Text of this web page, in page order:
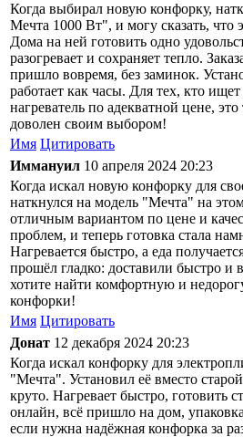
Когда выбирал новую конфорку,
Мечта 1000 Вт", и могу сказать, что
Дома на ней готовить одно
разогревает и сохраняет тепло.
пришло вовремя, без заминок.
работает как часы. Для тех, кто
нагреватель по адекватной цене,
доволен своим выбором!
Имя Цитировать
Иммануил 10 апреля 2024 20:23
Когда искал новую конфорку для
наткнулся на модель "Мечта" на
отличным вариантом по цене и
проблем, и теперь готовка стала
Нагревается быстро, а еда
прошёл гладко: доставили быстро и
хотите найти комфортную и
конфорки!
Имя Цитировать
Донат 12 декабря 2024 20:23
Когда искал конфорку для
"Мечта". Установил её вместо
круто. Нагревает быстро, готовить
онлайн, всё пришло на дом,
если нужна надёжная конфорка за